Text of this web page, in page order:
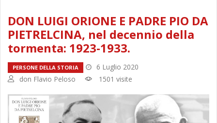
DON LUIGI ORIONE E PADRE PIO DA
PIETRELCINA, nel decennio della
tormenta: 1923-1933.
PERSONE DELLA STORIA
6 Luglio 2020
don Flavio Peloso
1501 visite